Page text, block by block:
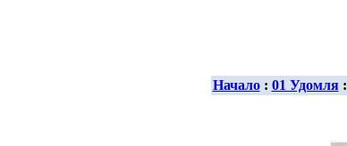
Начало: 01 Удомля: